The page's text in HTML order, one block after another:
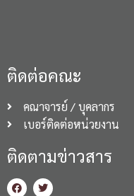
ติดต่อคณะ
คณาจารย์ / บุคลากร
เบอร์ติดต่อหน่วยงาน
ติดตามข่าวสาร